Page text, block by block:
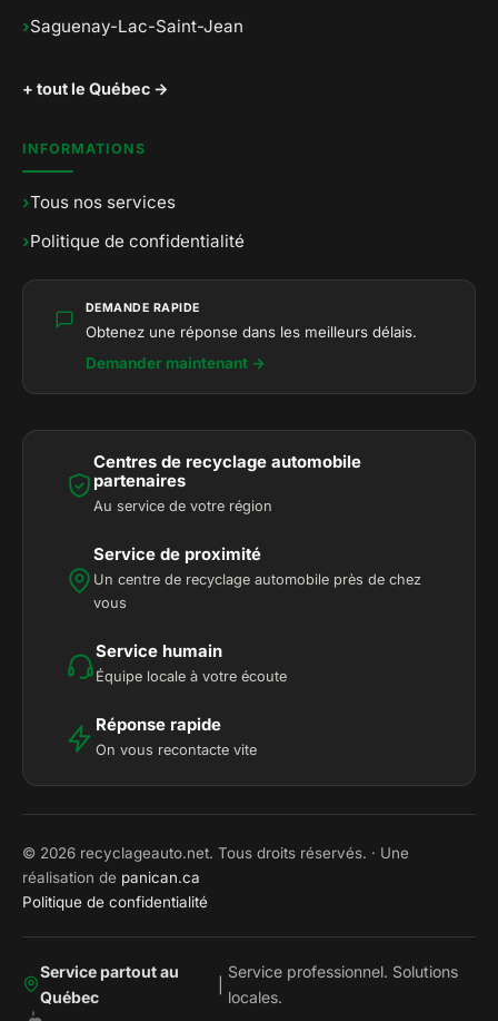
›Saguenay-Lac-Saint-Jean
+ tout le Québec →
INFORMATIONS
›Tous nos services
›Politique de confidentialité
DEMANDE RAPIDE
Obtenez une réponse dans les meilleurs délais.
Demander maintenant →
Centres de recyclage automobile
partenaires
Au service de votre région
Service de proximité
Un centre de recyclage automobile près de chez
vous
Service humain
Équipe locale à votre écoute
Réponse rapide
On vous recontacte vite
© 2026 recyclageauto.net. Tous droits réservés. · Une
réalisation de panican.ca
Politique de confidentialité
Service partout au
Québec
Service professionnel. Solutions
locales.